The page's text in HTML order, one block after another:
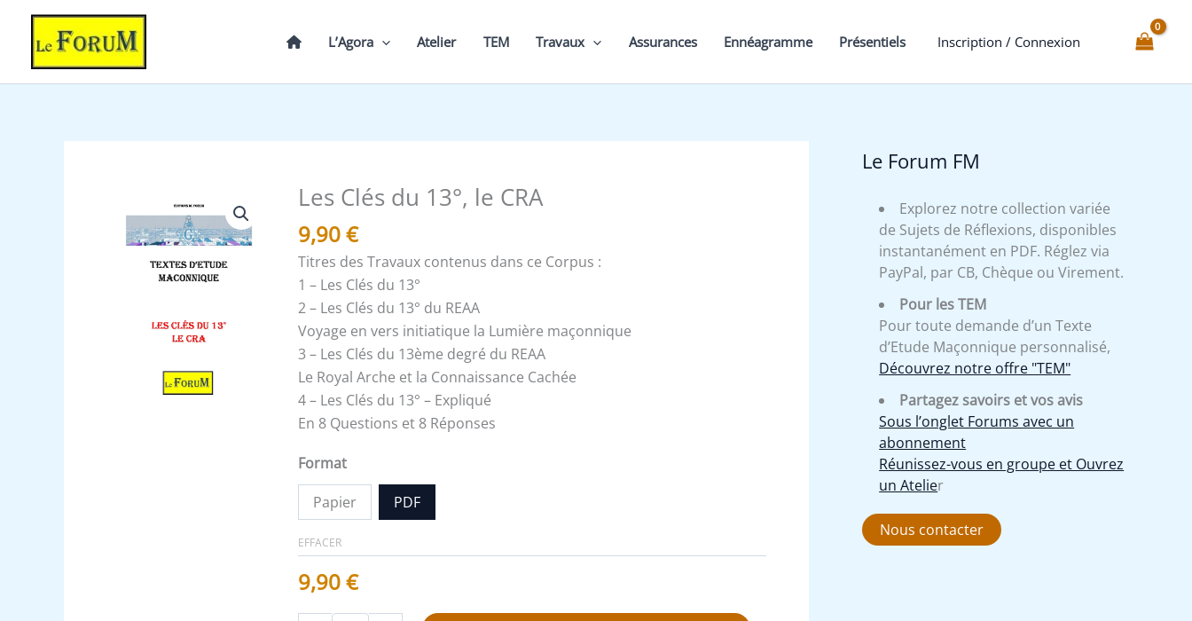
contenu
L’Agora Atelier TEM Travaux Assurances Ennéagramme Présentiels Inscription / Connexion
Les Clés du 13°, le CRA
9,90€
Titres des Travaux contenus dans ce Corpus :
1 – Les Clés du 13°
2 – Les Clés du 13° du REAA
Voyage en vers initiatique la Lumière maçonnique
3 – Les Clés du 13ème degré du REAA
Le Royal Arche et la Connaissance Cachée
4 – Les Clés du 13° – Expliqué
En 8 Questions et 8 Réponses
Format
Papier PDF
EFFACER
9,90€
quantité
Les
Clés
du
13°,
le
CRA
Le Forum FM
Explorez notre collection variée
de Sujets de Réflexions, disponibles
instantanément en PDF. Réglez via
PayPal, par CB, Chèque ou Virement.
Pour les TEM
Pour toute demande d’un Texte
d’Etude Maçonnique personnalisé,
Découvrez notre offre "TEM"
Partagez savoirs et vos avis
Sous l’onglet Forums avec un
abonnement
Réunissez-vous en groupe et Ouvrez
un Atelier
Nous contacter